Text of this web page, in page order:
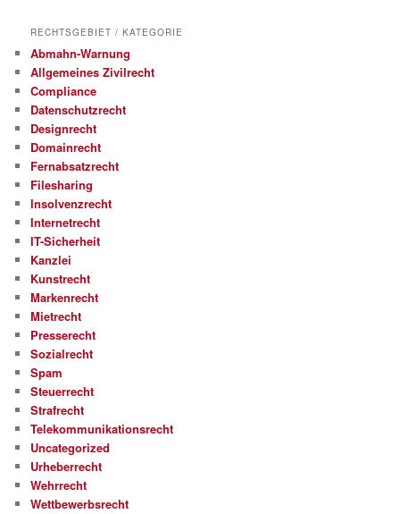
RECHTSGEBIET / KATEGORIE
Abmahn-Warnung
Allgemeines Zivilrecht
Compliance
Datenschutzrecht
Designrecht
Domainrecht
Fernabsatzrecht
Filesharing
Insolvenzrecht
Internetrecht
IT-Sicherheit
Kanzlei
Kunstrecht
Markenrecht
Mietrecht
Presserecht
Sozialrecht
Spam
Steuerrecht
Strafrecht
Telekommunikationsrecht
Uncategorized
Urheberrecht
Wehrrecht
Wettbewerbsrecht